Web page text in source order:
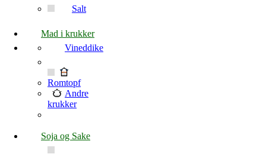
Salt
Mad i krukker
Vineddike
Romtopf
Andre
krukker
Soja og Sake